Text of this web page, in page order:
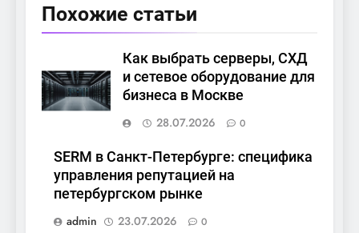
Похожие статьи
Как выбрать серверы, СХД
и сетевое оборудование для
бизнеса в Москве
28.07.2026
0
SERM в Санкт-Петербурге: специфика
управления репутацией на
петербургском рынке
admin
23.07.2026 0